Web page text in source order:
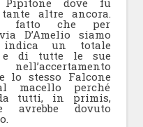
dove fu
altre ancora.
fatto che per
D’Amelio siamo
un totale
e di tutte le sue
lo stesso Falcone
macello perché
tutti, in primis,
dovuto